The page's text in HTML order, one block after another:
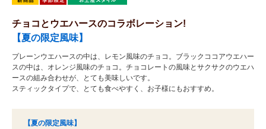
チョコとウエハースのコラボレーション!
【夏の限定風味】
プレーンウエハースの中は、レモン風味のチョコ。ブラックココアウエハー
スの中は、オレンジ風味のチョコ。チョコレートの風味とサクサクのウエハ
ースの組み合わせが、とても美味しいです。
スティックタイプで、とても食べやすく、お子様にもおすすめ。
【夏の限定風味】